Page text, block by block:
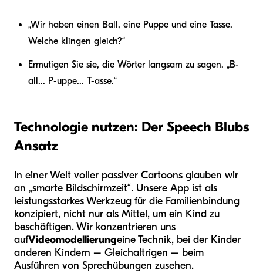
„Wir haben einen Ball, eine Puppe und eine Tasse.
Welche klingen gleich?“
Ermutigen Sie sie, die Wörter langsam zu sagen. „B-
all... P-uppe... T-asse.“
Technologie nutzen: Der Speech Blubs
Ansatz
In einer Welt voller passiver Cartoons glauben wir
an „smarte Bildschirmzeit“. Unsere App ist als
leistungsstarkes Werkzeug für die Familienbindung
konzipiert, nicht nur als Mittel, um ein Kind zu
beschäftigen. Wir konzentrieren uns
aufVideomodellierungeine Technik, bei der Kinder
anderen Kindern – Gleichaltrigen – beim
Ausführen von Sprechübungen zusehen.